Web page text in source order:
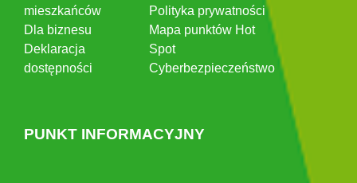
mieszkańców
Dla biznesu
Deklaracja
dostępności
Polityka prywatności
Mapa punktów Hot
Spot
Cyberbezpieczeństwo
PUNKT INFORMACYJNY